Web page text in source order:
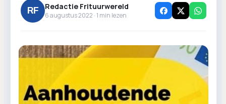
RF Redactie Frituurwereld
6 augustus 2022 ·1 min lezen